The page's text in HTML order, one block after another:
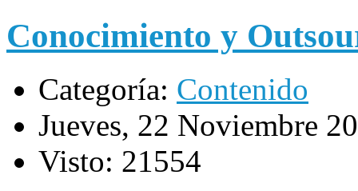
Conocimiento y
Categoría: Contenido
Jueves, 22 Noviembre
Visto: 21554